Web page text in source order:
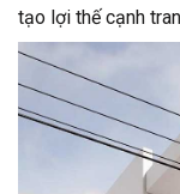
tạo lợi thế cạnh